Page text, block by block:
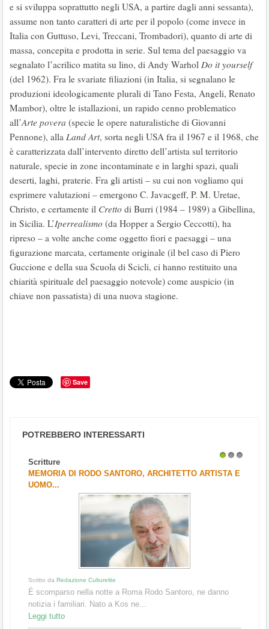
e si sviluppa soprattutto negli USA, a partire dagli anni sessanta),
assume non tanto caratteri di arte per il popolo (come invece in
Italia con Guttuso, Levi, Treccani, Trombadori), quanto di arte di
massa, concepita e prodotta in serie. Sul tema del paesaggio va
segnalato l’acrilico matita su lino, di Andy Warhol Do it yourself
(del 1962). Fra le svariate filiazioni (in Italia, si segnalano le
produzioni ideologicamente plurali di Tano Festa, Angeli, Renato
Mambor), oltre le istallazioni, un rapido cenno problematico
all’Arte povera (specie le opere naturalistiche di Giovanni
Pennone), alla Land Art, sorta negli USA fra il 1967 e il 1968, che
è caratterizzata dall’intervento diretto dell’artista sul territorio
naturale, specie in zone incontaminate e in larghi spazi, quali
deserti, laghi, praterie. Fra gli artisti – su cui non vogliamo qui
esprimere valutazioni – emergono C. Javacgeff, P. M. Uretae,
Christo, e certamente il Cretto di Burri (1984 – 1989) a Gibellina,
in Sicilia. L’Iperrealismo (da Hopper a Sergio Ceccotti), ha
ripreso – a volte anche come oggetto fiori e paesaggi – una
figurazione marcata, certamente originale (il bel caso di Piero
Guccione e della sua Scuola di Scicli, ci hanno restituito una
chiarità spirituale del paesaggio notevole) come auspicio (in
chiave non passatista) di una nuova stagione.
Save
POTREBBERO INTERESSARTI
Scritture
MEMORIA DI RODO SANTORO, ARCHITETTO ARTISTA E
UOMO...
Scritto da Redazione Culturelite
È scomparso nella notte a Roma Rodo Santoro, ne danno
notizia i familiari. Nato a Kos ne...
Leggi tutto